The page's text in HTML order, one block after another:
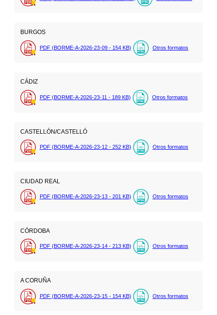
BURGOS
PDF (BORME-A-2026-23-09 - 154 KB) Otros formatos
CÁDIZ
PDF (BORME-A-2026-23-11 - 189 KB) Otros formatos
CASTELLÓN/CASTELLÓ
PDF (BORME-A-2026-23-12 - 252 KB) Otros formatos
CIUDAD REAL
PDF (BORME-A-2026-23-13 - 201 KB) Otros formatos
CÓRDOBA
PDF (BORME-A-2026-23-14 - 213 KB) Otros formatos
A CORUÑA
PDF (BORME-A-2026-23-15 - 154 KB) Otros formatos